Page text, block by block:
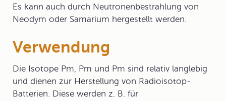
Es kann auch durch Neutronenbestrahlung von
Neodym oder Samarium hergestellt werden.
Verwendung
Die Isotope Pm, Pm und Pm sind relativ langlebig
und dienen zur Herstellung von Radioisotop-
Batterien. Diese werden z. B. für